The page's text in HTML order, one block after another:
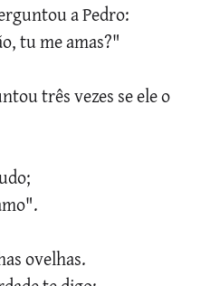
a Pedro:
tu me amas?"
três vezes se ele o
ovelhas.